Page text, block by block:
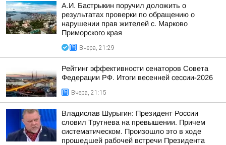
А.И. Бастрыкин поручил доложить о
результатах проверки по обращению о
нарушении прав жителей с. Марково
Приморского края
Вчера, 21:29
Рейтинг эффективности сенаторов Совета
Федерации РФ. Итоги весенней сессии-2026
Вчера, 21:15
Владислав Шурыгин: Президент России
словил Трутнева на превышении. Причем
систематическом. Произошло это в ходе
прошедшей рабочей встречи Президента